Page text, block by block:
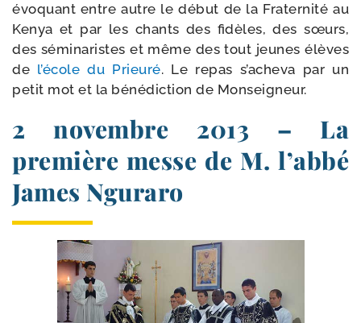
évo­quant entre autre le début de la Fraternité au
Kenya et par les chants des fidèles, des sœurs,
des sémi­na­ristes et même des tout jeunes élèves
de l’é­cole du Prieuré. Le repas s’a­che­va par un
petit mot et la béné­dic­tion de Monseigneur.
2 novembre 2013 – La
première messe de M. l’abbé
James Nguraro